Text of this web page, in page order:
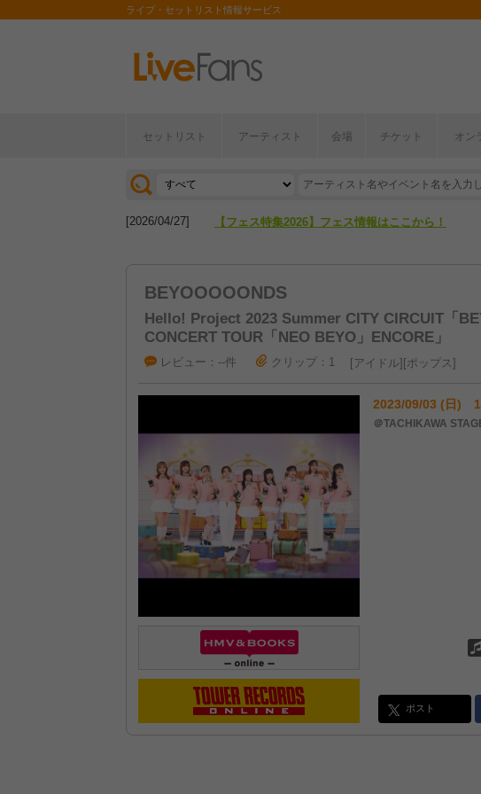
ライブ・セットリスト情報サービス
セットリスト アーティスト 会場 チケット オン
[2026/07/28] 【ライブ動員ランキング】2026年上半期編発表！
[2026/04/27] 【フェス特集2026】フェス情報はここから！
BEYOOOOONDS
Hello! Project 2023 Summer CITY CIRCUIT「
CONCERT TOUR「NEO BEYO」ENCORE」
レビュー：--件 クリップ：1 アイドル ポップス
2023/09/03 (日)
＠TACHIKAWA
ポスト